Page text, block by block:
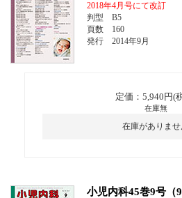
2018年4月号にて改訂
判型 B5
頁数 160
発行 2014年9月
定価：5,940円(
在庫無
在庫がありませ
小児内科45巻9号（9